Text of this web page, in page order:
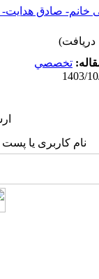
خانم- صادق
تخصصي
نام کاربری یا